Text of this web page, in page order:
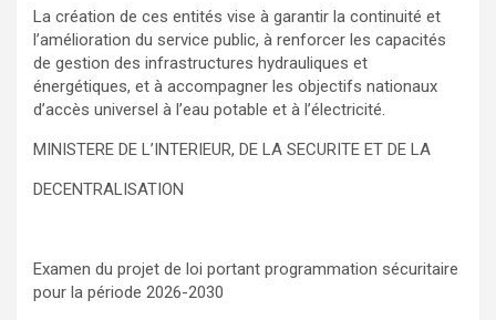
La création de ces entités vise à garantir la continuité et
l’amélioration du service public, à renforcer les capacités
de gestion des infrastructures hydrauliques et
énergétiques, et à accompagner les objectifs nationaux
d’accès universel à l’eau potable et à l’électricité.
MINISTERE DE L’INTERIEUR, DE LA SECURITE ET DE LA
DECENTRALISATION
Examen du projet de loi portant programmation sécuritaire
pour la période 2026-2030